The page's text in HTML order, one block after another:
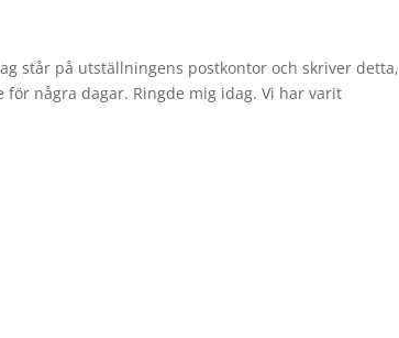
står på utställningens postkontor och skriver detta,
några dagar. Ringde mig idag. Vi har varit